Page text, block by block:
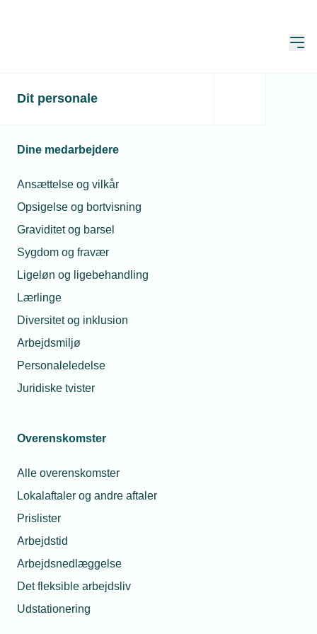
Dit personale
Dine medarbejdere
Ansættelse og vilkår
Opsigelse og bortvisning
Graviditet og barsel
Sygdom og fravær
Ligeløn og ligebehandling
Lærlinge
Diversitet og inklusion
Arbejdsmiljø
Personaleledelse
Juridiske tvister
Overenskomster
Alle overenskomster
Lokalaftaler og andre aftaler
Prislister
Arbejdstid
Arbejdsnedlæggelse
Det fleksible arbejdsliv
Udstationering
TEKNIQ Alle nyheder
Caverion opkvalificerer ledige til gigant-opgave
Teknikentreprenøren Caverion har taget alternative
med at etablere en af Nordeuropas største solcelleparker
ved Holstebro.
Spørgeboks